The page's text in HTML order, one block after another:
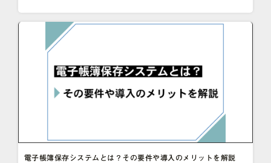
電子帳簿保存システムとは？その要件や導入のメリットを解説